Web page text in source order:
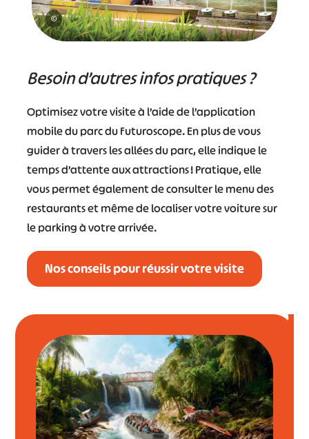
©
Besoin d’autres infos pratiques ?
Optimisez votre visite à l’aide de l’application
mobile du parc du Futuroscope. En plus de vous
guider à travers les allées du parc, elle indique le
temps d’attente aux attractions ! Pratique, elle
vous permet également de consulter le menu des
restaurants et même de localiser votre voiture sur
le parking à votre arrivée.
Nos conseils pour réussir votre visite